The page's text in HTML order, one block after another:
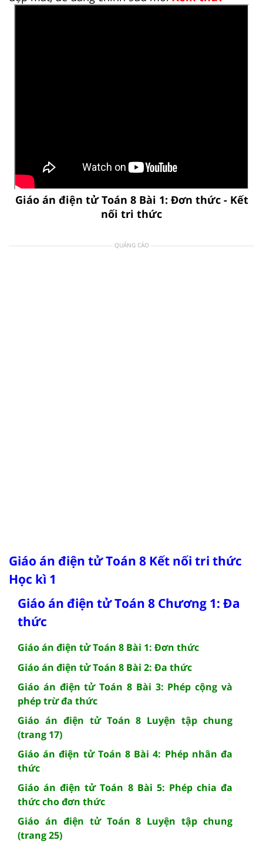
Giáo án điện tử Toán 8 Bài 1: Đơn thức - Kết
nối tri thức
QUẢNG CÁO
Giáo án điện tử Toán 8 Kết nối tri thức
Học kì 1
Giáo án điện tử Toán 8 Chương 1: Đa
thức
Giáo án điện tử Toán 8 Bài 1: Đơn thức
Giáo án điện tử Toán 8 Bài 2: Đa thức
Giáo án điện tử Toán 8 Bài 3: Phép cộng và
phép trừ đa thức
Giáo án điện tử Toán 8 Luyện tập chung
(trang 17)
Giáo án điện tử Toán 8 Bài 4: Phép nhân đa
thức
Giáo án điện tử Toán 8 Bài 5: Phép chia đa
thức cho đơn thức
Giáo án điện tử Toán 8 Luyện tập chung
(trang 25)